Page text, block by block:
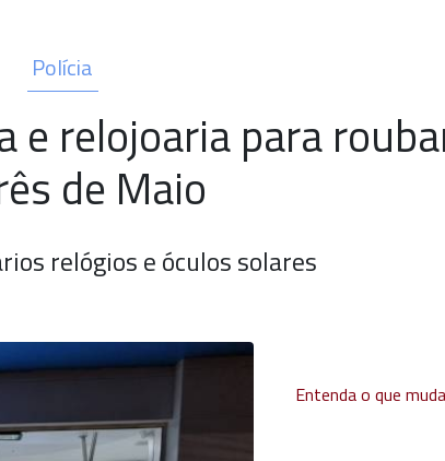
Polícia
relojoaria para
de Maio
relógios e óculos solares
Entenda o que